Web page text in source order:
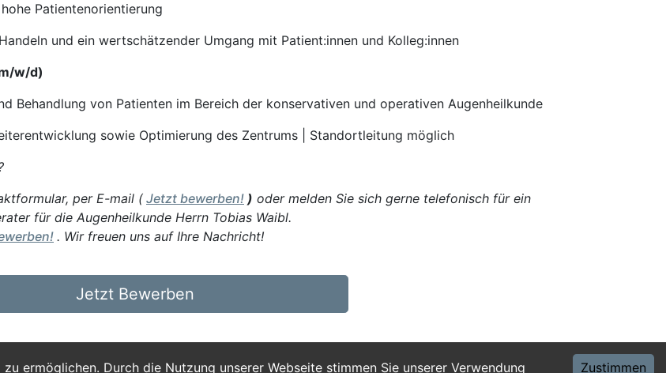
ermöglichen. Durch die Nutzung unserer Webseite stimmen Sie unserer Verwendung Zustimmen
Patientenorientierung
und ein wertschätzender Umgang mit Patient:innen und Kolleg:innen
w/d)
Behandlung von Patienten im Bereich der konservativen und operativen Augenheilkunde
sowie Optimierung des Zentrums | Standortleitung möglich
per E-mail ( Jetzt bewerben! ) oder melden Sie sich gerne telefonisch für ein
für die Augenheilkunde Herrn Tobias Waibl.
. Wir freuen uns auf Ihre Nachricht!
Jetzt Bewerben